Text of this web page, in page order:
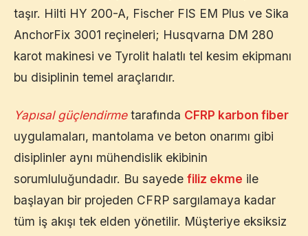
taşır. Hilti HY 200-A, Fischer FIS EM Plus ve Sika
AnchorFix 3001 reçineleri; Husqvarna DM 280
karot makinesi ve Tyrolit halatlı tel kesim ekipmanı
bu disiplinin temel araçlarıdır.
Yapısal güçlendirmetarafında CFRP karbon fiber
uygulamaları, mantolama ve beton onarımı gibi
disiplinler aynı mühendislik ekibinin
sorumluluğundadır. Bu sayede filiz ekme ile
başlayan bir projeden CFRP sargılamaya kadar
tüm iş akışı tek elden yönetilir. Müşteriye eksiksiz